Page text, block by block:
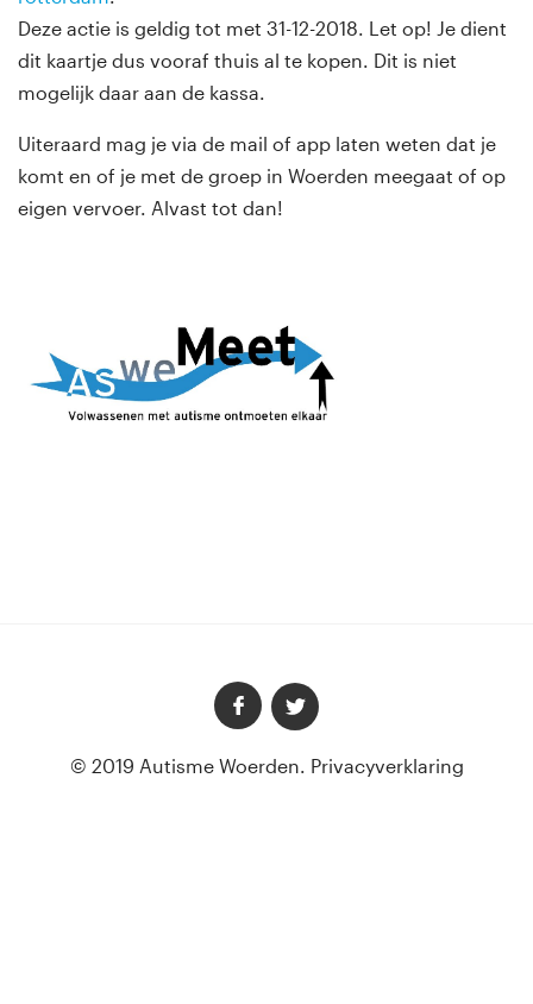
Deze actie is geldig tot met 31-12-2018. Let op! Je dient
dit kaartje dus vooraf thuis al te kopen. Dit is niet
mogelijk daar aan de kassa.
Uiteraard mag je via de mail of app laten weten dat je
komt en of je met de groep in Woerden meegaat of op
eigen vervoer. Alvast tot dan!
© 2019 Autisme Woerden. Privacyverklaring